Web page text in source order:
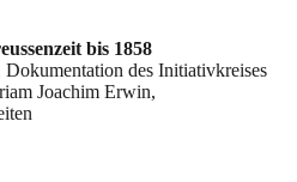
bis 1858
des Initiativkreises
Joachim Erwin,